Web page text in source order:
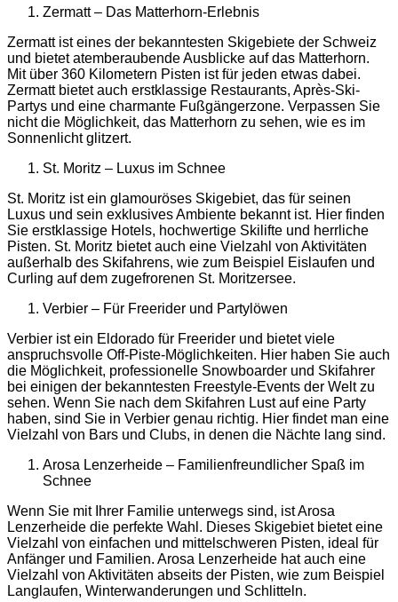
Zermatt – Das Matterhorn-Erlebnis
Zermatt ist eines der bekanntesten Skigebiete der Schweiz
und bietet atemberaubende Ausblicke auf das Matterhorn.
Mit über 360 Kilometern Pisten ist für jeden etwas dabei.
Zermatt bietet auch erstklassige Restaurants, Après-Ski-
Partys und eine charmante Fußgängerzone. Verpassen Sie
nicht die Möglichkeit, das Matterhorn zu sehen, wie es im
Sonnenlicht glitzert.
St. Moritz – Luxus im Schnee
St. Moritz ist ein glamouröses Skigebiet, das für seinen
Luxus und sein exklusives Ambiente bekannt ist. Hier finden
Sie erstklassige Hotels, hochwertige Skilifte und herrliche
Pisten. St. Moritz bietet auch eine Vielzahl von Aktivitäten
außerhalb des Skifahrens, wie zum Beispiel Eislaufen und
Curling auf dem zugefrorenen St. Moritzersee.
Verbier – Für Freerider und Partylöwen
Verbier ist ein Eldorado für Freerider und bietet viele
anspruchsvolle Off-Piste-Möglichkeiten. Hier haben Sie auch
die Möglichkeit, professionelle Snowboarder und Skifahrer
bei einigen der bekanntesten Freestyle-Events der Welt zu
sehen. Wenn Sie nach dem Skifahren Lust auf eine Party
haben, sind Sie in Verbier genau richtig. Hier findet man eine
Vielzahl von Bars und Clubs, in denen die Nächte lang sind.
Arosa Lenzerheide – Familienfreundlicher Spaß im
Schnee
Wenn Sie mit Ihrer Familie unterwegs sind, ist Arosa
Lenzerheide die perfekte Wahl. Dieses Skigebiet bietet eine
Vielzahl von einfachen und mittelschweren Pisten, ideal für
Anfänger und Familien. Arosa Lenzerheide hat auch eine
Vielzahl von Aktivitäten abseits der Pisten, wie zum Beispiel
Langlaufen, Winterwanderungen und Schlitteln.